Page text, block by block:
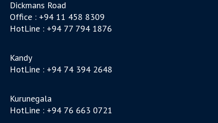
Dickmans Road
Office : +94 11 458 8309
HotLine : +94 77 794 1876
Kandy
HotLine : +94 74 394 2648
Kurunegala
HotLine : +94 76 663 0721